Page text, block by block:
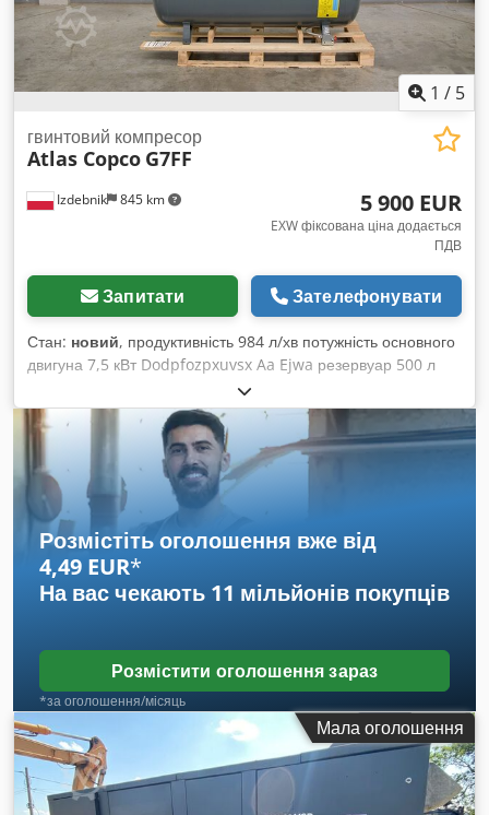
1 / 5
Izdebnik 845 km
гвинтовий компресор
Atlas Copco G7FF
5 900 EUR
EXW фіксована ціна додається
ПДВ
Запитати Зателефонувати
Стан: новий, продуктивність 984 л/хв потужність основного
двигуна 7,5 кВт Dodpfozpxuvsx Aa Ejwa резервуар 500 л
максимальний робочий тиск 10,0 атм вбудований осушувач
із холодильним контуром електронне налаштування
параметрів роботи компресора шумоізольована кабіна
(лише 67 дБ) відповідає нормам CE рік випуску 2025,
НОВИЙ
Розмістіть оголошення вже від
4,49 EUR*
На вас чекають 11 мільйонів покупців
Розмістити оголошення зараз
*за оголошення/місяць
Мала оголошення